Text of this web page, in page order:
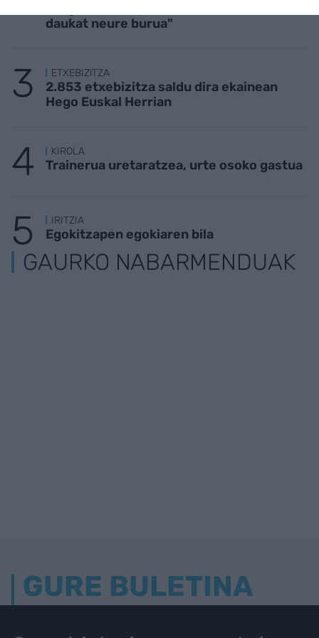
daukat neure burua"
ETXEBIZITZA
2.853 etxebizitza saldu dira ekainean
Hego Euskal Herrian
KIROLA
Trainerua uretaratzea, urte osoko gastua
IRITZIA
Egokitzapen egokiaren bila
GAURKO NABARMENDUAK
GURE BULETINA